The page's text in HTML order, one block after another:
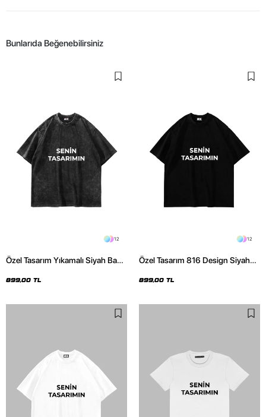
Bunlarıda Beğenebilirsiniz
12
Özel Tasarım Yıkamalı Siyah Basic
899,00 TL
12
Özel Tasarım 816 Design Siyah
899,00 TL